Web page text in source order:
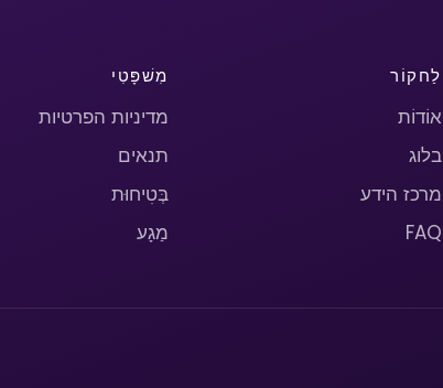
לַחקוֹר
אוֹדוֹת
בלוג
מרכז הידע
FAQ
מִשׁפָּטִי
מדיניות הפרטיות
תנאים
בְּטִיחוּת
מַגָע